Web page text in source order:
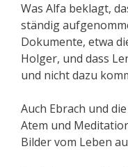
Was Alfa beklagt,
ständig
Dokumente, etwa
Holger, und dass
und nicht dazu
Auch Ebrach und
Atem und
Bilder vom Leben